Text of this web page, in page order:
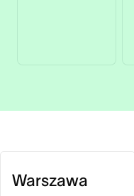
Warszawa